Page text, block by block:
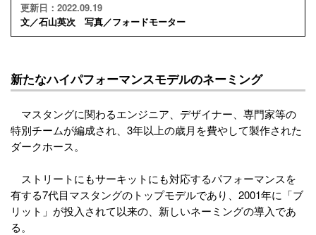
更新日：2022.09.19
文／石山英次 写真／フォードモーター
新たなハイパフォーマンスモデルのネーミング
マスタングに関わるエンジニア、デザイナー、専門家等の
特別チームが編成され、3年以上の歳月を費やして製作された
ダークホース。
ストリートにもサーキットにも対応するパフォーマンスを
有する7代目マスタングのトップモデルであり、2001年に「ブ
リット」が投入されて以来の、新しいネーミングの導入であ
る。